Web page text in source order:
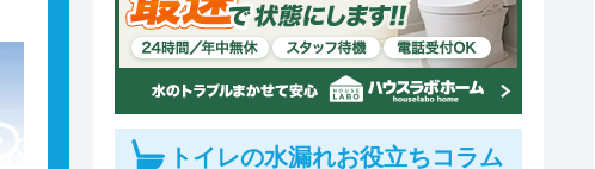
トイレの水漏れお役立ちコラム